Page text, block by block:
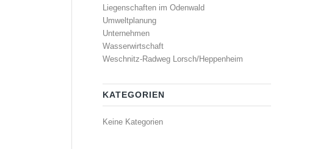
Liegenschaften im Odenwald
Umweltplanung
Unternehmen
Wasserwirtschaft
Weschnitz-Radweg Lorsch/Heppenheim
KATEGORIEN
Keine Kategorien